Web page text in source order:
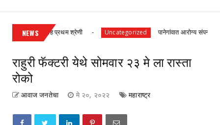
NEWS
९०% गुणांसह प्रथम श्रेणी Uncategorized पानेगांवात आरोग्य संपन्न गाव
राहुरी फॅक्टरी येथे सोमवार २३ मे ला रास्ता
रोको
आवाज जनतेचा मे २०, २०२२ महाराष्ट्र